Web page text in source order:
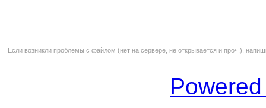
Если возникли проблемы с файлом (нет на сервере, не открывается и проч.),